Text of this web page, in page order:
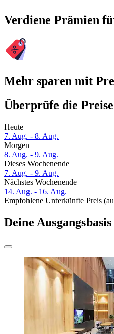
Verdiene Prämien
Mehr sparen mit
Überprüfe die
Heute
7. Aug. - 8. Aug.
Morgen
8. Aug. - 9. Aug.
Dieses Wochenende
7. Aug. - 9. Aug.
Nächstes Wochenende
14. Aug. - 16. Aug.
Empfohlene Unterkünfte Preis
Deine